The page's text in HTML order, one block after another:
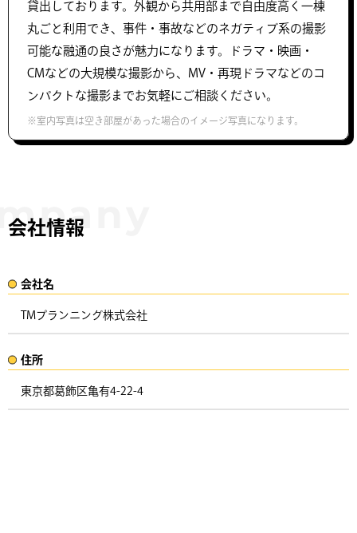
貸出しております。外観から共用部まで自由度高く一棟
丸ごと利用でき、事件・事故などのネガティブ系の撮影
可能な融通の良さが魅力になります。ドラマ・映画・
CMなどの大規模な撮影から、MV・再現ドラマなどのコ
ンパクトな撮影までお気軽にご相談ください。
※室内写真は空き部屋があった場合のイメージ写真になります。
会社情報
会社名​
TMプランニング株式会社
住所​​
東京都葛飾区亀有4-22-4 ​